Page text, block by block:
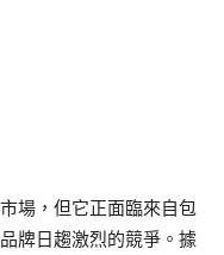
場，但它正面臨來自包
牌日趨激烈的競爭。據